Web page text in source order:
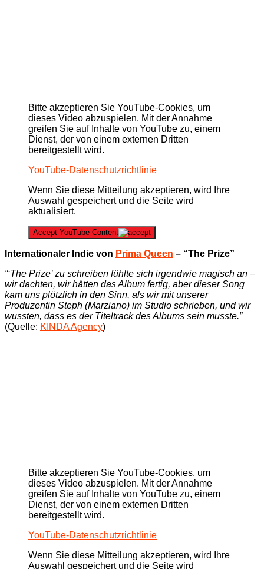
Bitte akzeptieren Sie YouTube-Cookies, um
dieses Video abzuspielen. Mit der Annahme
greifen Sie auf Inhalte von YouTube zu, einem
Dienst, der von einem externen Dritten
bereitgestellt wird.
YouTube-Datenschutzrichtlinie
Wenn Sie diese Mitteilung akzeptieren, wird Ihre
Auswahl gespeichert und die Seite wird
aktualisiert.
Accept YouTube Content
Internationaler Indie von Prima Queen – “The Prize”
“‘The Prize’ zu schreiben fühlte sich irgendwie magisch an –
wir dachten, wir hätten das Album fertig, aber dieser Song
kam uns plötzlich in den Sinn, als wir mit unserer
Produzentin Steph (Marziano) im Studio schrieben, und wir
wussten, dass es der Titeltrack des Albums sein musste.”
(Quelle: KINDA Agency)
Bitte akzeptieren Sie YouTube-Cookies, um
dieses Video abzuspielen. Mit der Annahme
greifen Sie auf Inhalte von YouTube zu, einem
Dienst, der von einem externen Dritten
bereitgestellt wird.
YouTube-Datenschutzrichtlinie
Wenn Sie diese Mitteilung akzeptieren, wird Ihre
Auswahl gespeichert und die Seite wird